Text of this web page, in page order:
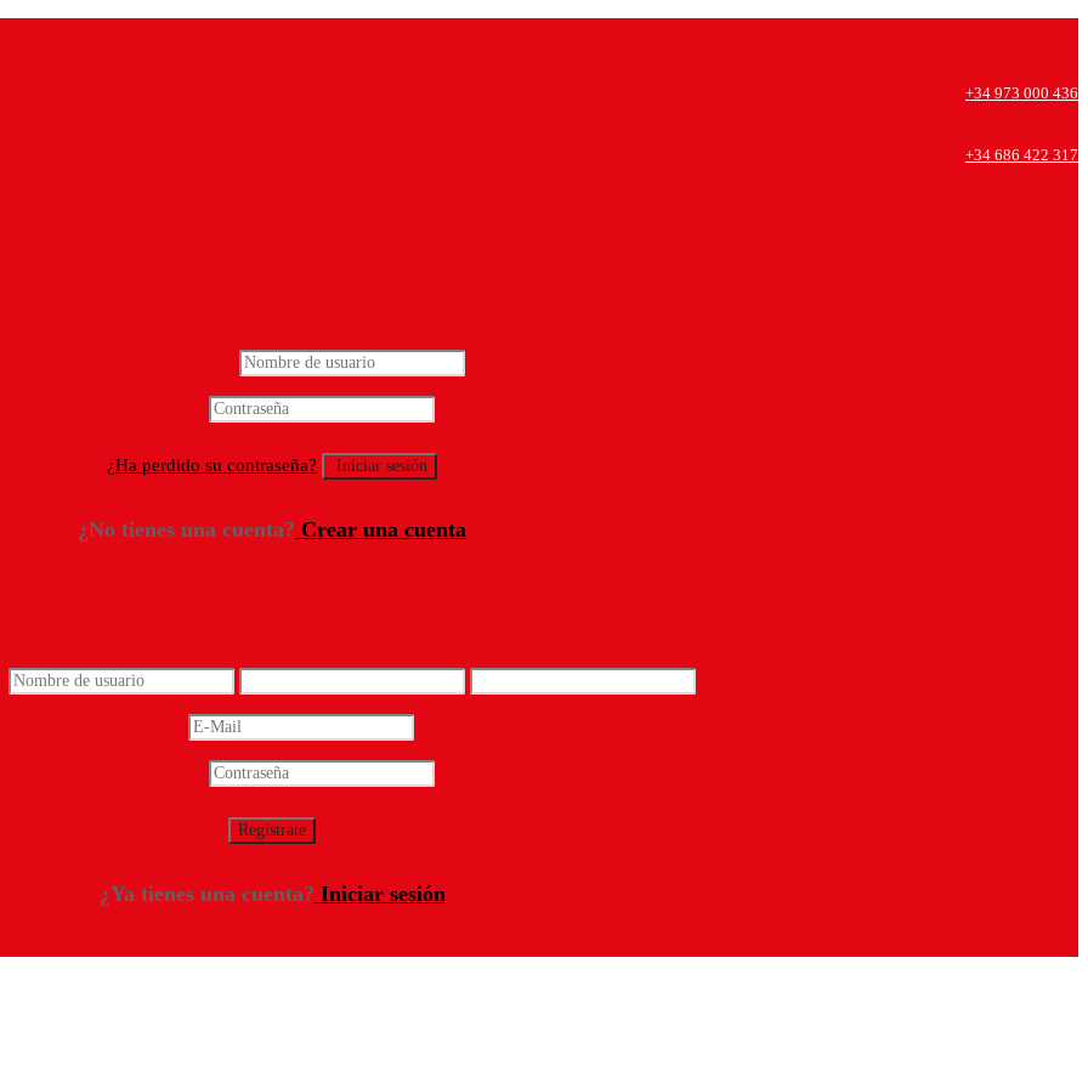
+34 973 000 436
+34 686 422 317
¿Ha perdido su contraseña?
¿No tienes una cuenta? Crear una cuenta
¿Ya tienes una cuenta? Iniciar sesión